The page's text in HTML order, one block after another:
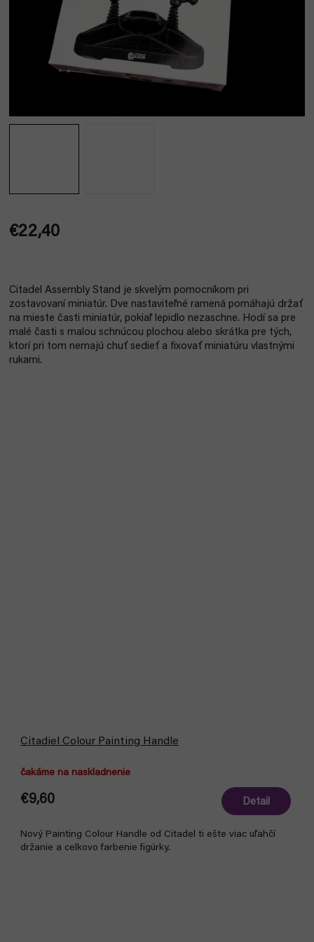
€22,40
Citadel Assembly Stand je skvelým pomocníkom pri
zostavovaní miniatúr. Dve nastaviteľné ramená pomáhajú držať
na mieste časti miniatúr, pokiaľ lepidlo nezaschne. Hodí sa pre
malé časti s malou schnúcou plochou alebo skrátka pre tých,
ktorí pri tom nemajú chuť sedieť a fixovať miniatúru vlastnými
rukami.
Citadiel Colour Painting Handle
čakáme na naskladnenie
€9,60 Detail
Nový Painting Colour Handle od Citadel ti ešte viac uľahčí
držanie a celkovo farbenie figúrky.